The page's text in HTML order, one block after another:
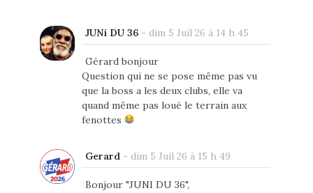
JUNi DU 36- dim 5 Juil 26 à 14 h 45
Gérard bonjour
Question qui ne se pose même pas vu
que la boss a les deux clubs, elle va
quand même pas loué le terrain aux
fenottes
Gerard- dim 5 Juil 26 à 15 h 49
Bonjour "JUNI DU 36",